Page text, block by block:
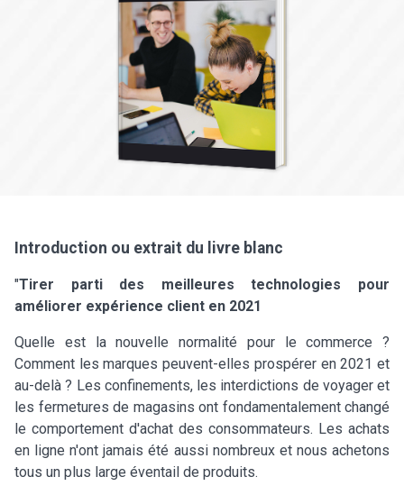
Introduction ou extrait du livre blanc
"Tirer parti des meilleures technologies pour
améliorer expérience client en 2021
Quelle est la nouvelle normalité pour le commerce ?
Comment les marques peuvent-elles prospérer en 2021 et
au-delà ? Les confinements, les interdictions de voyager et
les fermetures de magasins ont fondamentalement changé
le comportement d'achat des consommateurs. Les achats
en ligne n'ont jamais été aussi nombreux et nous achetons
tous un plus large éventail de produits.